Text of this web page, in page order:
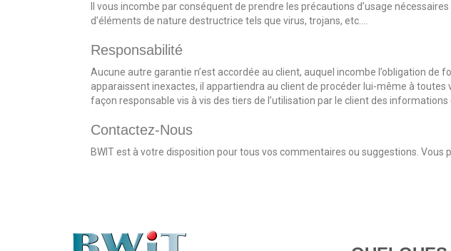
Il vous incombe par conséquent de prendre les précautions d’usage
d’éléments de nature destructrice tels que virus, trojans, etc….
Responsabilité
Aucune autre garantie n’est accordée au client, auquel incombe l’obligation
apparaissent inexactes, il appartiendra au client de procéder lui-même à
façon responsable vis à vis des tiers de l’utilisation par le client des
Contactez-Nous
BWIT est à votre disposition pour tous vos commentaires ou suggestions.